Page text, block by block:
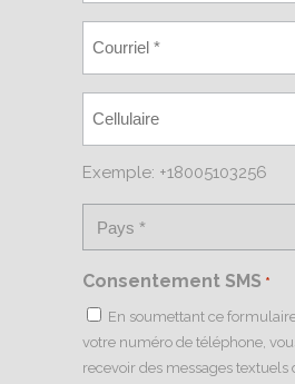
Exemple: +18005103256
Consentement SMS *
En soumettant ce
votre numéro de téléphone,
recevoir des messages textuels